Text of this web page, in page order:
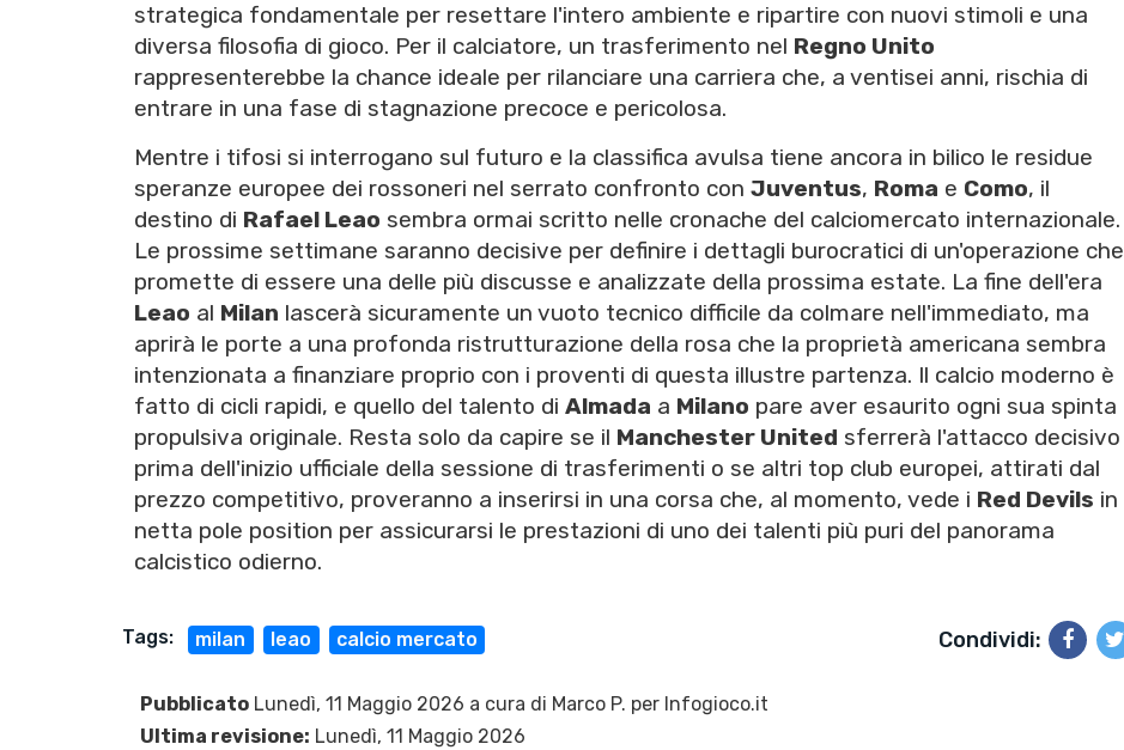
strategica fondamentale per resettare l'intero ambiente e ripartire con nuovi stimoli e una
diversa filosofia di gioco. Per il calciatore, un trasferimento nel Regno Unito
rappresenterebbe la chance ideale per rilanciare una carriera che, a ventisei anni, rischia di
entrare in una fase di stagnazione precoce e pericolosa.
Mentre i tifosi si interrogano sul futuro e la classifica avulsa tiene ancora in bilico le residue
speranze europee dei rossoneri nel serrato confronto con Juventus, Roma e Como, il
destino di Rafael Leao sembra ormai scritto nelle cronache del calciomercato internazionale.
Le prossime settimane saranno decisive per definire i dettagli burocratici di un'operazione che
promette di essere una delle più discusse e analizzate della prossima estate. La fine dell'era
Leao al Milan lascerà sicuramente un vuoto tecnico difficile da colmare nell'immediato, ma
aprirà le porte a una profonda ristrutturazione della rosa che la proprietà americana sembra
intenzionata a finanziare proprio con i proventi di questa illustre partenza. Il calcio moderno è
fatto di cicli rapidi, e quello del talento di Almada a Milano pare aver esaurito ogni sua spinta
propulsiva originale. Resta solo da capire se il Manchester United sferrerà l'attacco decisivo
prima dell'inizio ufficiale della sessione di trasferimenti o se altri top club europei, attirati dal
prezzo competitivo, proveranno a inserirsi in una corsa che, al momento, vede i Red Devils in
netta pole position per assicurarsi le prestazioni di uno dei talenti più puri del panorama
calcistico odierno.
Tags: milan leao calcio mercato Condividi:
Pubblicato Lunedì, 11 Maggio 2026 a cura di Marco P. per Infogioco.it
Ultima revisione: Lunedì, 11 Maggio 2026